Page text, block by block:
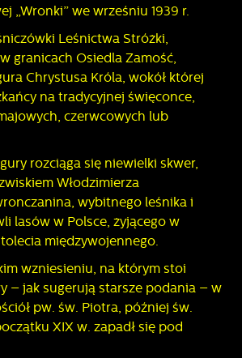
„Wronki” we wrześniu 1939 r.
Leśnictwa Stróżki,
granicach Osiedla Zamość,
Chrystusa Króla, wokół której
na tradycyjnej święconce,
czerwcowych lub
rozciąga się niewielki skwer,
Włodzimierza
wybitnego leśnika i
lasów w Polsce, żyjącego w
międzywojennego.
wzniesieniu, na którym stoi
– jak sugerują starsze podania – w
pw. św. Piotra, później św.
XIX w. zapadł się pod